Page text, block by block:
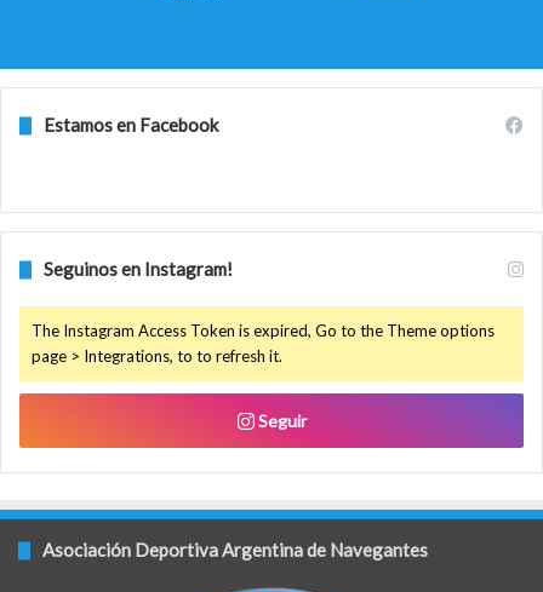
Estamos en Facebook
Seguinos en Instagram!
The Instagram Access Token is expired, Go to the Theme options
page > Integrations, to to refresh it.
Seguir
Asociación Deportiva Argentina de Navegantes